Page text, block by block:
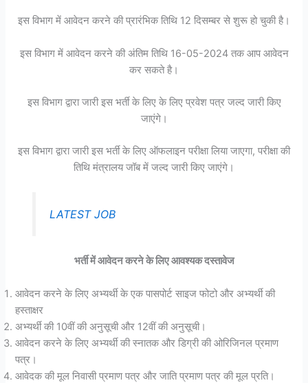
इस विभाग में आवेदन करने की प्रारंभिक तिथि 12 दिसम्बर से शुरू हो चुकी है।
इस विभाग में आवेदन करने की अंतिम तिथि 16-05-2024 तक आप आवेदन
कर सकते है।
इस विभाग द्वारा जारी इस भर्ती के लिए के लिए प्रवेश पत्र जल्द जारी किए
जाएंगे।
इस विभाग द्वारा जारी इस भर्ती के लिए ऑफलाइन परीक्षा लिया जाएगा, परीक्षा की
तिथि मंत्रालय जॉब में जल्द जारी किए जाएंगे।
LATEST JOB
भर्ती में आवेदन करने के लिए आवश्यक दस्तावेज
आवेदन करने के लिए अभ्यर्थी के एक पासपोर्ट साइज फोटो और अभ्यर्थी की
हस्ताक्षर
अभ्यर्थी की 10वीं की अनुसूची और 12वीं की अनुसूची।
आवेदन करने के लिए अभ्यर्थी की स्नातक और डिग्री की ओरिजिनल प्रमाण
पत्र।
आवेदक की मूल निवासी प्रमाण पत्र और जाति प्रमाण पत्र की मूल प्रति।